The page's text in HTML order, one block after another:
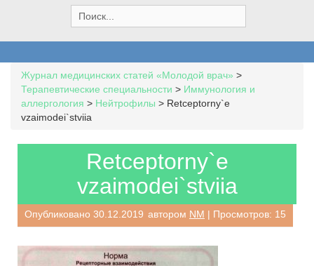
e
a
h
f
o
r
Журнал медицинских статей «Молодой врач» >
Терапевтические специальности > Иммунология и
аллергология > Нейтрофилы > Retceptorny`e
vzaimodei`stviia
Retceptorny`e
vzaimodei`stviia
Опубликовано 30.12.2019 автором NM | Просмотров: 15